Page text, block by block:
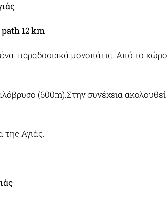
path 12 km
παραδοσιακά μονοπάτια. Από το χώρο
(600m).Στην συνέχεια
της Αγιάς.